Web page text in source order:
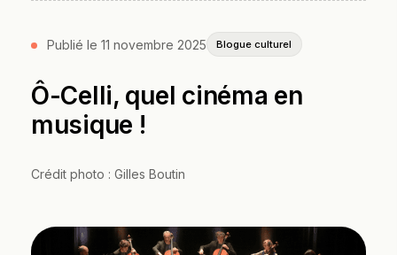
Publié le 11 novembre 2025 Blogue culturel
Ô-Celli, quel cinéma en
musique !
Crédit photo : Gilles Boutin